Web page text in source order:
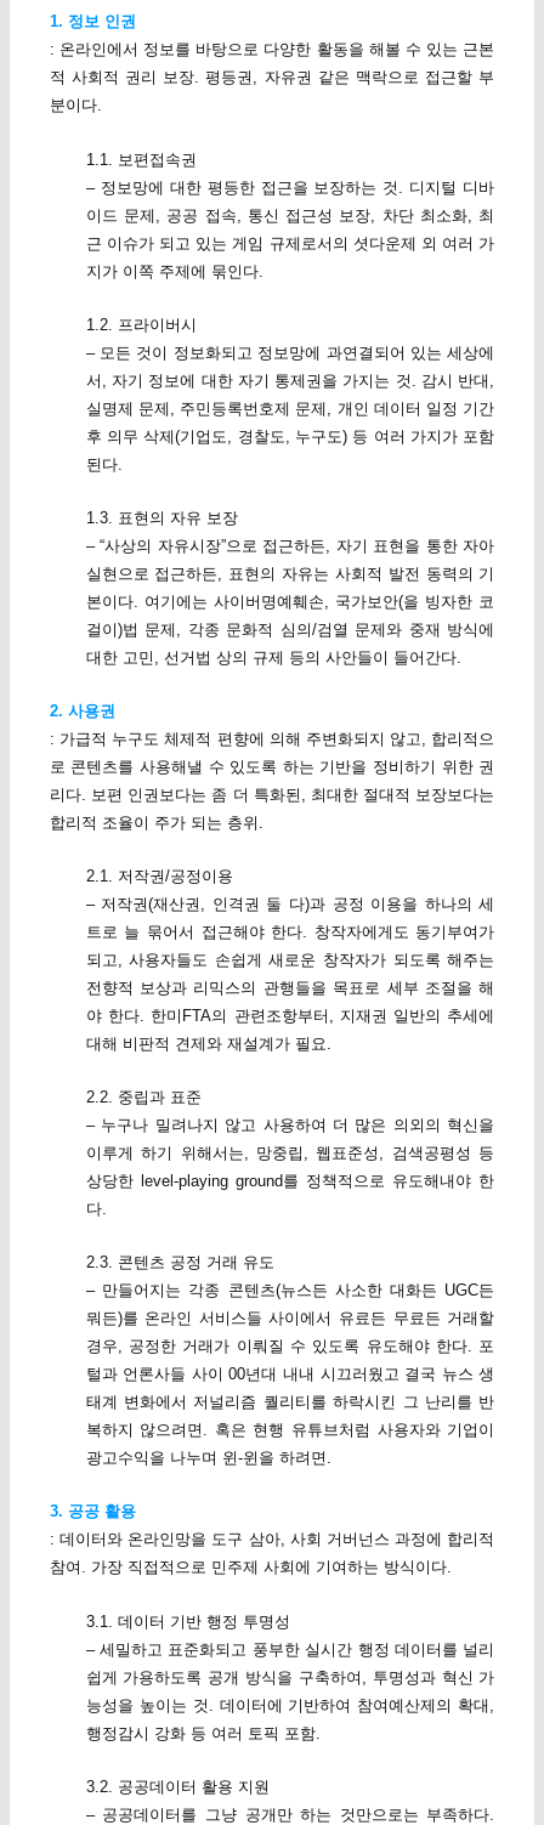
1. 정보 인권
: 온라인에서 정보를 바탕으로 다양한 활동을 해볼 수 있는 근본
적 사회적 권리 보장. 평등권, 자유권 같은 맥락으로 접근할 부
분이다.
1.1. 보편접속권
– 정보망에 대한 평등한 접근을 보장하는 것. 디지털 디바
이드 문제, 공공 접속, 통신 접근성 보장, 차단 최소화, 최
근 이슈가 되고 있는 게임 규제로서의 셧다운제 외 여러 가
지가 이쪽 주제에 묶인다.
1.2. 프라이버시
– 모든 것이 정보화되고 정보망에 과연결되어 있는 세상에
서, 자기 정보에 대한 자기 통제권을 가지는 것. 감시 반대,
실명제 문제, 주민등록번호제 문제, 개인 데이터 일정 기간
후 의무 삭제(기업도, 경찰도, 누구도) 등 여러 가지가 포함
된다.
1.3. 표현의 자유 보장
– “사상의 자유시장”으로 접근하든, 자기 표현을 통한 자아
실현으로 접근하든, 표현의 자유는 사회적 발전 동력의 기
본이다. 여기에는 사이버명예훼손, 국가보안(을 빙자한 코
걸이)법 문제, 각종 문화적 심의/검열 문제와 중재 방식에
대한 고민, 선거법 상의 규제 등의 사안들이 들어간다.
2. 사용권
: 가급적 누구도 체제적 편향에 의해 주변화되지 않고, 합리적으
로 콘텐츠를 사용해낼 수 있도록 하는 기반을 정비하기 위한 권
리다. 보편 인권보다는 좀 더 특화된, 최대한 절대적 보장보다는
합리적 조율이 주가 되는 층위.
2.1. 저작권/공정이용
– 저작권(재산권, 인격권 둘 다)과 공정 이용을 하나의 세
트로 늘 묶어서 접근해야 한다. 창작자에게도 동기부여가
되고, 사용자들도 손쉽게 새로운 창작자가 되도록 해주는
전향적 보상과 리믹스의 관행들을 목표로 세부 조절을 해
야 한다. 한미FTA의 관련조항부터, 지재권 일반의 추세에
대해 비판적 견제와 재설계가 필요.
2.2. 중립과 표준
– 누구나 밀려나지 않고 사용하여 더 많은 의외의 혁신을
이루게 하기 위해서는, 망중립, 웹표준성, 검색공평성 등
상당한 level-playing ground를 정책적으로 유도해내야 한
다.
2.3. 콘텐츠 공정 거래 유도
– 만들어지는 각종 콘텐츠(뉴스든 사소한 대화든 UGC든
뭐든)를 온라인 서비스들 사이에서 유료든 무료든 거래할
경우, 공정한 거래가 이뤄질 수 있도록 유도해야 한다. 포
털과 언론사들 사이 00년대 내내 시끄러웠고 결국 뉴스 생
태계 변화에서 저널리즘 퀄리티를 하락시킨 그 난리를 반
복하지 않으려면. 혹은 현행 유튜브처럼 사용자와 기업이
광고수익을 나누며 윈-윈을 하려면.
3. 공공 활용
: 데이터와 온라인망을 도구 삼아, 사회 거버넌스 과정에 합리적
참여. 가장 직접적으로 민주제 사회에 기여하는 방식이다.
3.1. 데이터 기반 행정 투명성
– 세밀하고 표준화되고 풍부한 실시간 행정 데이터를 널리
쉽게 가용하도록 공개 방식을 구축하여, 투명성과 혁신 가
능성을 높이는 것. 데이터에 기반하여 참여예산제의 확대,
행정감시 강화 등 여러 토픽 포함.
3.2. 공공데이터 활용 지원
– 공공데이터를 그냥 공개만 하는 것만으로는 부족하다.